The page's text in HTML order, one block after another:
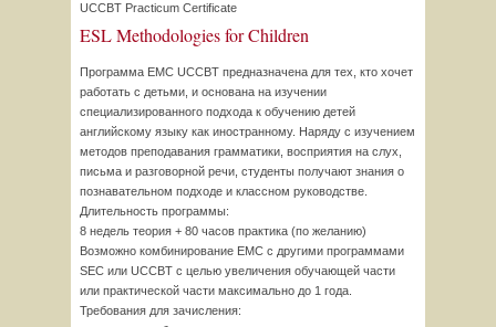
UCCBT Practicum Certificate
ESL Methodologies for Children
Программа EMC UCCBT предназначена для тех, кто хочет
работать с детьми, и основана на изучении
специализированного подхода к обучению детей
английскому языку как иностранному. Наряду с изучением
методов преподавания грамматики, восприятия на слух,
письма и разговорной речи, студенты получают знания о
познавательном подходе и классном руководстве.
Длительность программы:
8 недель теория + 80 часов практика (по желанию)
Возможно комбинирование EMC с другими программами
SEC или UCCBT с целью увеличения обучающей части
или практической части максимально до 1 года.
Требования для зачисления: